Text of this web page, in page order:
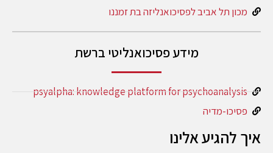
מכון תל אביב לפסיכואנליזה בת זמננו
מידע פסיכואנליטי ברשת
psyalpha: knowledge platform for psychoanalysis
פסיכו-מדיה
איך להגיע אלינו